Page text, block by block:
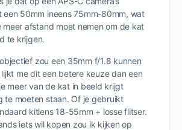
50mm ineens 75mm-80mm, wat
afstand moet nemen om de kat
te krijgen.
zou een 35mm f/1.8 kunnen
lijkt me dit een betere keuze dan een
meer van de kat in beeld krijgt
te moeten staan. Of je gebruikt
kitlens 18-55mm + losse flitser.
iets wil kopen zou ik kijken op